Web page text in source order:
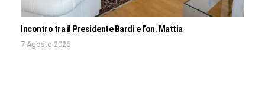
Incontro tra il Presidente Bardi e l’on. Mattia
7 Agosto 2026